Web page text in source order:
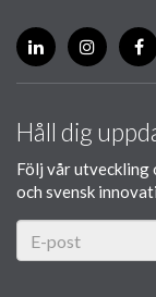
Håll dig
Följ vår utveckling
och svensk